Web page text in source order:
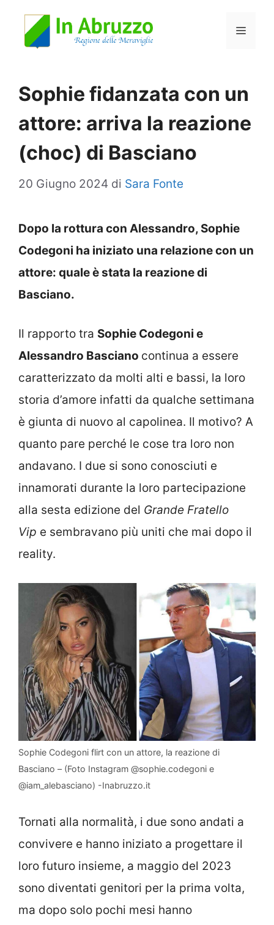
Menu
Sophie fidanzata con un
attore: arriva la reazione
(choc) di Basciano
20 Giugno 2024 di Sara Fonte
Dopo la rottura con Alessandro, Sophie
Codegoni ha iniziato una relazione con un
attore: quale è stata la reazione di
Basciano.
Il rapporto tra Sophie Codegoni e
Alessandro Basciano continua a essere
caratterizzato da molti alti e bassi, la loro
storia d’amore infatti da qualche settimana
è giunta di nuovo al capolinea. Il motivo? A
quanto pare perché le cose tra loro non
andavano. I due si sono conosciuti e
innamorati durante la loro partecipazione
alla sesta edizione del Grande Fratello
Vip e sembravano più uniti che mai dopo il
reality.
Sophie Codegoni flirt con un attore, la reazione di
Basciano – (Foto Instagram @sophie.codegoni e
@iam_alebasciano) -Inabruzzo.it
Tornati alla normalità, i due sono andati a
convivere e hanno iniziato a progettare il
loro futuro insieme, a maggio del 2023
sono diventati genitori per la prima volta,
ma dopo solo pochi mesi hanno